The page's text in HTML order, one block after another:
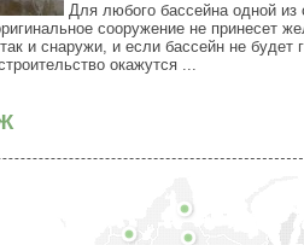
Для любого бассейна одной
сооружение не принесет
и снаружи, и если бассейн не
окажутся ...